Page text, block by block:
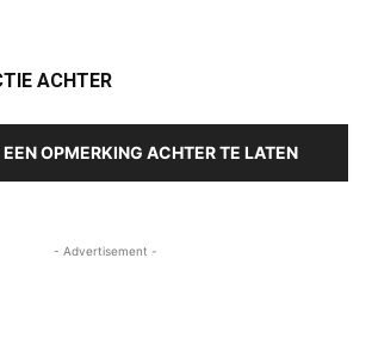
ACHTER
OPMERKING ACHTER TE LATEN
- Advertisement -